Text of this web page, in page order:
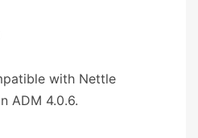
with Nettle
ADM 4.0.6.